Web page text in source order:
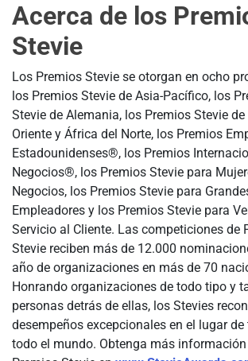
Acerca de los
Stevie
Los Premios Stevie se otorgan en ocho
los Premios Stevie de Asia-Pacífico, los
Stevie de Alemania, los Premios Stevie
Oriente y África del Norte, los Premios
Estadounidenses®, los Premios
Negocios®, los Premios Stevie para
Negocios, los Premios Stevie para
Empleadores y los Premios Stevie para
Servicio al Cliente. Las competiciones de
Stevie reciben más de 12.000
año de organizaciones en más de 70
Honrando organizaciones de todo tipo y
personas detrás de ellas, los Stevies
desempeños excepcionales en el lugar de
todo el mundo. Obtenga más